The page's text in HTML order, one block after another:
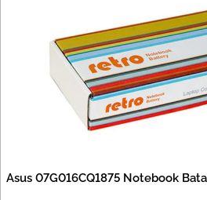
Asus 07G016CQ1875 Notebook